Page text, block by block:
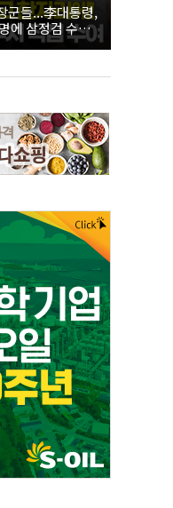
군들...李대통령,
에 삼정검 수치
급·삼정검 수치